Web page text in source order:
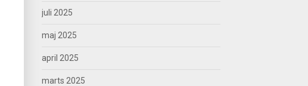
juli 2025
maj 2025
april 2025
marts 2025